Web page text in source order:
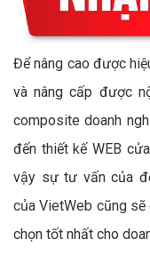
Để nâng cao được
và nâng cấp được
composite doanh
đến thiết kế WEB
vậy sự tư vấn của
của VietWeb cũng
chọn tốt nhất cho